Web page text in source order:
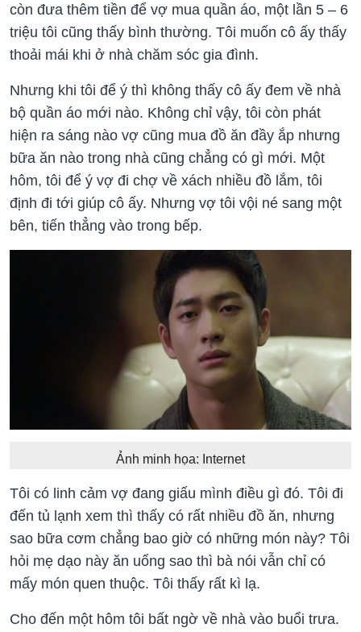
còn đưa thêm tiền để vợ mua quần áo, một lần 5 – 6
triệu tôi cũng thấy bình thường. Tôi muốn cô ấy thấy
thoải mái khi ở nhà chăm sóc gia đình.
Nhưng khi tôi để ý thì không thấy cô ấy đem về nhà
bộ quần áo mới nào. Không chỉ vậy, tôi còn phát
hiện ra sáng nào vợ cũng mua đồ ăn đầy ắp nhưng
bữa ăn nào trong nhà cũng chẳng có gì mới. Một
hôm, tôi để ý vợ đi chợ về xách nhiều đồ lắm, tôi
định đi tới giúp cô ấy. Nhưng vợ tôi vội né sang một
bên, tiến thẳng vào trong bếp.
Ảnh minh họa: Internet
Tôi có linh cảm vợ đang giấu mình điều gì đó. Tôi đi
đến tủ lạnh xem thì thấy có rất nhiều đồ ăn, nhưng
sao bữa cơm chẳng bao giờ có những món này? Tôi
hỏi mẹ dạo này ăn uống sao thì bà nói vẫn chỉ có
mấy món quen thuộc. Tôi thấy rất kì lạ.
Cho đến một hôm tôi bất ngờ về nhà vào buổi trưa.